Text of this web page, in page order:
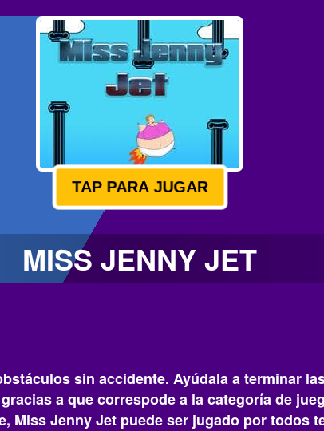
TAP PARA JUGAR
MISS JENNY JET
sin accidente. Ayúdala a terminar
a que correspode a la categoría de
Miss Jenny Jet puede ser jugado por todos